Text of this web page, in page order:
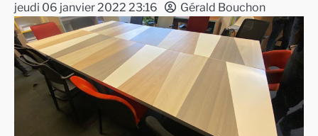
jeudi 06 janvier 2022 23:16 Gérald Bouchon